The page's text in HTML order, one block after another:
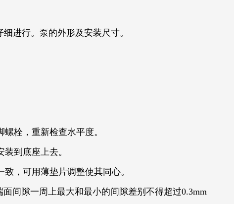
进行。泵的外形及安装尺寸。
栓，重新检查水平度。
到底座上去。
，可用薄垫片调整使其同心。
间隙一周上最大和最小的间隙差别不得超过0.3mm